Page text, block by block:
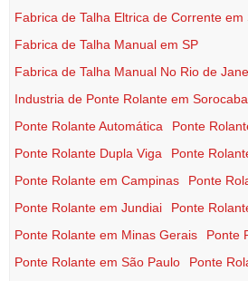
Fabrica de Talha Eltrica de Corrente em
Fabrica de Talha Manual em SP
Fabrica de Talha Manual No Rio de
Industria de Ponte Rolante em Sorocaba
Ponte Rolante Automática
Ponte
Ponte Rolante Dupla Viga
Ponte
Ponte Rolante em Campinas
Ponte
Ponte Rolante em Jundiai
Ponte
Ponte Rolante em Minas Gerais
Ponte
Ponte Rolante em São Paulo
Ponte